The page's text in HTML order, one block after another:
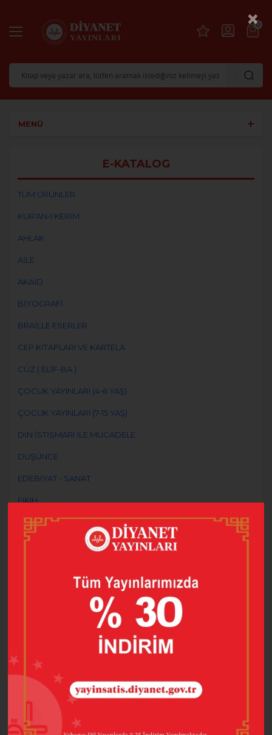
0
MENÜ
E-KATALOG
TÜM ÜRÜNLER
KUR'AN-I KERİM
AHLAK
AİLE
AKAİD
BİYOGRAFİ
BRAİLLE ESERLER
CEP KİTAPLARI VE KARTELA
CÜZ ( ELİF-BA )
ÇOCUK YAYINLARI (4-6 YAŞ)
ÇOCUK YAYINLARI (7-15 YAŞ)
DİN İSTİSMARI İLE MÜCADELE
DÜŞÜNCE
EDEBİYAT - SANAT
FIKIH
GENÇLİK
GENEL
MANEVİ DANIŞMANLIK ve REHBERLİK
MESLEKİ GELİŞİM
×